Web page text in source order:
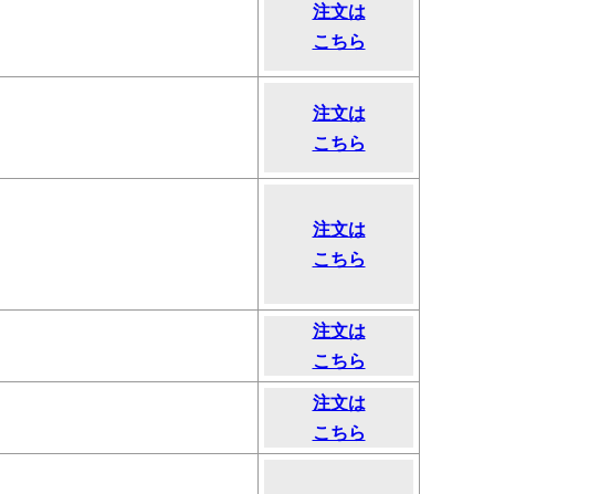
注文は
こちら
注文は
こちら
注文は
こちら
注文は
こちら
注文は
こちら